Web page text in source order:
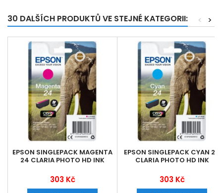
30 DALŠÍCH PRODUKTŮ VE STEJNÉ KATEGORII: >
<
EPSON SINGLEPACK MAGENTA
24 CLARIA PHOTO HD INK
303 Kč
EPSON SINGLEPACK CYAN 24
CLARIA PHOTO HD INK
303 Kč